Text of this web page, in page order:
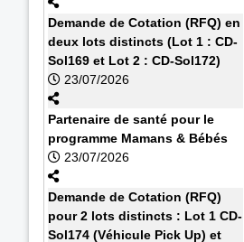
Demande de Cotation (RFQ) en
deux lots distincts (Lot 1 : CD-
Sol169 et Lot 2 : CD-Sol172)
23/07/2026
Partenaire de santé pour le
programme Mamans & Bébés
23/07/2026
Demande de Cotation (RFQ)
pour 2 lots distincts : Lot 1 CD-
Sol174 (Véhicule Pick Up) et